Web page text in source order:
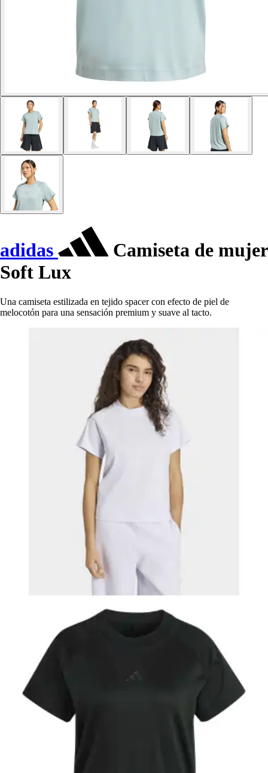
adidas
Camiseta de mujer
Soft Lux
Una camiseta estilizada en tejido spacer con efecto de piel de
melocotón para una sensación premium y suave al tacto.